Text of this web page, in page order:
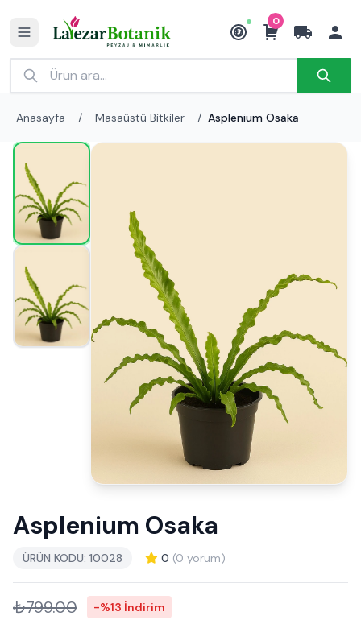
₺
0
Anasayfa / Masaüstü Bitkiler / Asplenium Osaka
Asplenium Osaka
ÜRÜN KODU: 10028 0 (0 yorum)
₺799.00 -%13 İndirim